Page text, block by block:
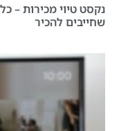
נקסט טיוי מכירות –
שחייבים להכיר